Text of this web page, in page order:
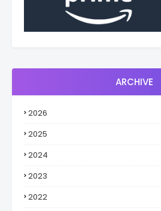
ARCHIVE
2026
2025
2024
2023
2022